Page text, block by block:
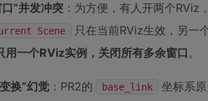
”并发冲突 ：为方便，有人开两个RViz
Scene
只在当前RViz生效，另一
用一个RViz实例，关闭所有多余窗口。
换”幻觉 ：PR2的 base_link
坐标系